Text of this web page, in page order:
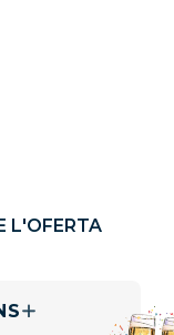
L'OFERTA